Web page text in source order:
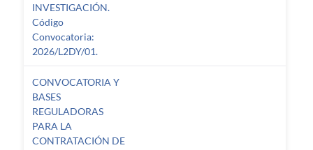
INVESTIGACIÓN.
Código
Convocatoria:
2026/L2DY/01.
CONVOCATORIA Y
BASES
REGULADORAS
PARA LA
CONTRATACIÓN DE